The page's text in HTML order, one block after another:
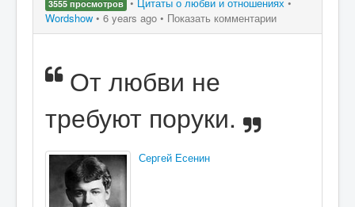
Популярные цитаты
Поиск
3555 просмотров
Wordshow • 6 years ago • Показать комментарии
От любви не
требуют поруки.
Сергей Есенин